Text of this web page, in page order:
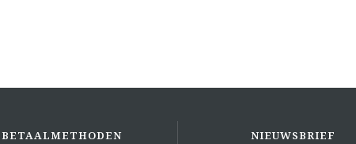
BETAALMETHODEN NIEUWSBRIEF